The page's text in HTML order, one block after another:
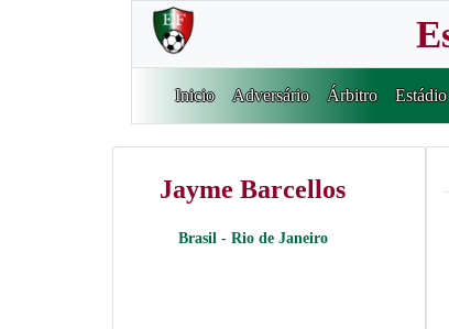
Inicio Adversário Árbitro Estádio
Jayme Barcellos
Brasil - Rio de Janeiro